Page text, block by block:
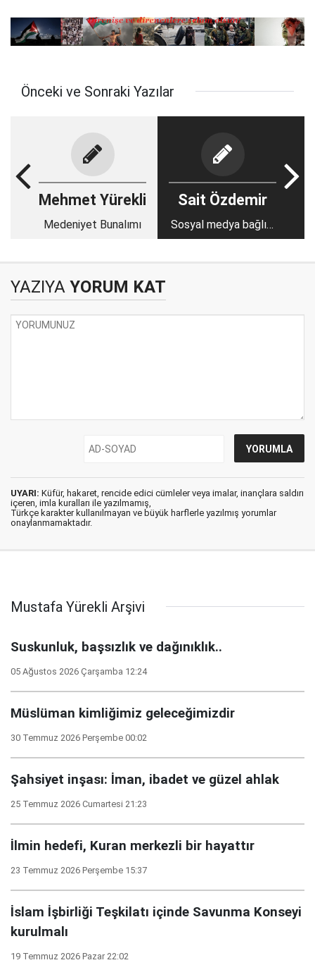
Önceki ve Sonraki Yazılar
Mehmet Yürekli
Medeniyet Bunalımı
Sait Özdemir
Sosyal medya bağlısı
mı, yoksa bağımlısı
YAZIYA YORUM KAT
UYARI: Küfür, hakaret, rencide edici cümleler veya imalar, inançlara saldırı
içeren, imla kuralları ile yazılmamış,
Türkçe karakter kullanılmayan ve büyük harflerle yazılmış yorumlar
onaylanmamaktadır.
Mustafa Yürekli Arşivi
Suskunluk, başsızlık ve dağınıklık..
05 Ağustos 2026 Çarşamba 12:24
Müslüman kimliğimiz geleceğimizdir
30 Temmuz 2026 Perşembe 00:02
Şahsiyet inşası: İman, ibadet ve güzel ahlak
25 Temmuz 2026 Cumartesi 21:23
İlmin hedefi, Kuran merkezli bir hayattır
23 Temmuz 2026 Perşembe 15:37
İslam İşbirliği Teşkilatı içinde Savunma Konseyi
kurulmalı
19 Temmuz 2026 Pazar 22:02